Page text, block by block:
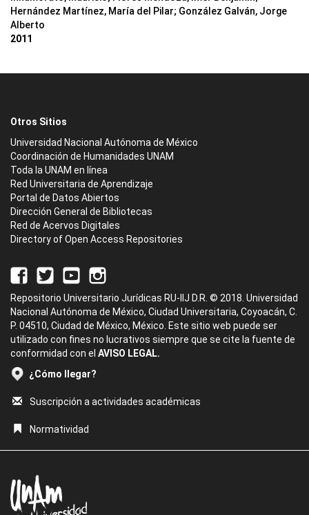
Hernández Martínez, María del Pilar; González Galván, Jorge
Alberto
2011
Otros Sitios
Universidad Nacional Autónoma de México
Coordinación de Humanidades UNAM
Toda la UNAM en línea
Red Universitaria de Aprendizaje
Portal de Datos Abiertos
Dirección General de Bibliotecas
Red de Acervos Digitales
Directory of Open Access Repositories
Repositorio Universitario Jurídicas RU-IIJ D.R. © 2018. Universidad
Nacional Autónoma de México, Ciudad Universitaria, Coyoacán, C.
P. 04510, Ciudad de México, México. Este sitio web puede ser
utilizado con fines no lucrativos siempre que se cite la fuente de
conformidad con el AVISO LEGAL.
¿Cómo llegar?
Suscripción a actividades académicas
Normatividad